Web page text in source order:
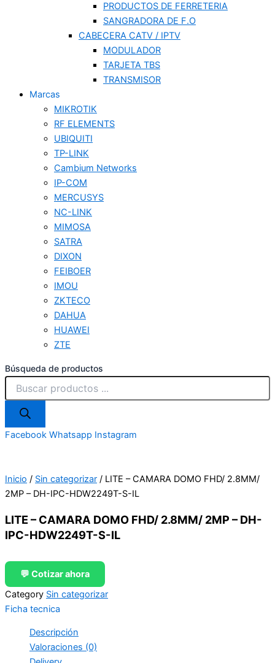
PRODUCTOS DE FERRETERIA
SANGRADORA DE F.O
CABECERA CATV / IPTV
MODULADOR
TARJETA TBS
TRANSMISOR
Marcas
MIKROTIK
RF ELEMENTS
UBIQUITI
TP-LINK
Cambium Networks
IP-COM
MERCUSYS
NC-LINK
MIMOSA
SATRA
DIXON
FEIBOER
IMOU
ZKTECO
DAHUA
HUAWEI
ZTE
Búsqueda de productos
Facebook Whatsapp Instagram
Inicio / Sin categorizar / LITE – CAMARA DOMO FHD/ 2.8MM/
2MP – DH-IPC-HDW2249T-S-IL
LITE – CAMARA DOMO FHD/ 2.8MM/ 2MP – DH-
IPC-HDW2249T-S-IL
💬 Cotizar ahora
Category Sin categorizar
Ficha tecnica
Descripción
Valoraciones (0)